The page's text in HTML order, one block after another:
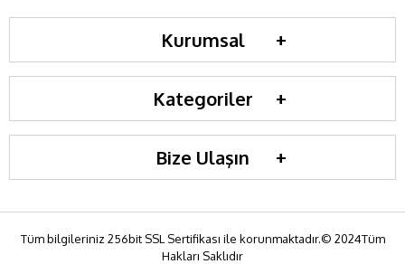
Kurumsal
Kategoriler
Bize Ulaşın
Tüm bilgileriniz 256bit SSL Sertifikası ile korunmaktadır.© 2024Tüm
Hakları Saklıdır